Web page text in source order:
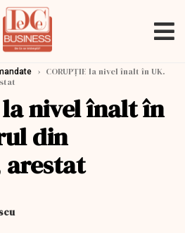
› CORUPȚIE la nivel înalt în UK.
la nivel înalt în
din
arestat